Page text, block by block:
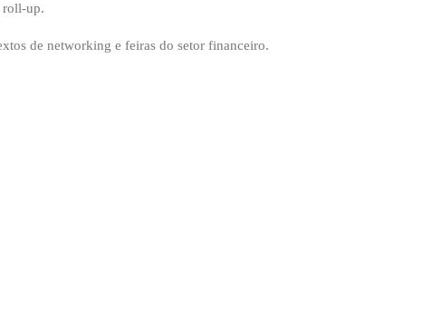
roll-up.
de networking e feiras do setor financeiro.